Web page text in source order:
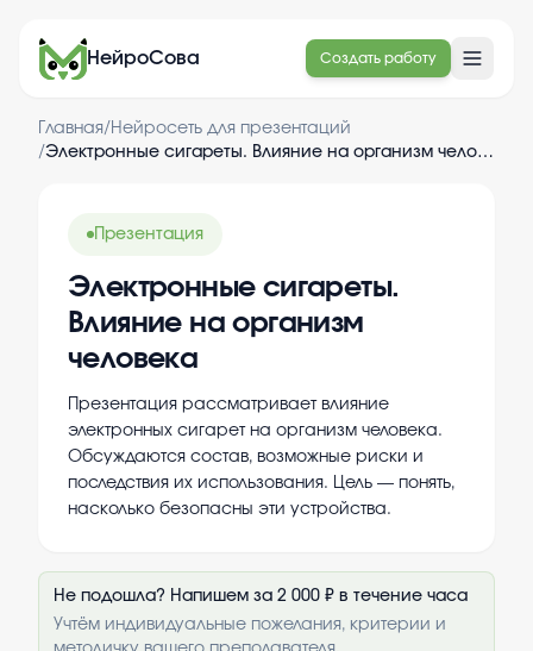
НейроСова Создать работу
Главная/ Нейросеть для презентаций
/
Электронные сигареты. Влияние на организм человека
Презентация
Электронные сигареты.
Влияние на организм
человека
Презентация рассматривает влияние
электронных сигарет на организм человека.
Обсуждаются состав, возможные риски и
последствия их использования. Цель — понять,
насколько безопасны эти устройства.
Не подошла? Напишем за 2 000 ₽ в течение часа
Учтём индивидуальные пожелания, критерии и